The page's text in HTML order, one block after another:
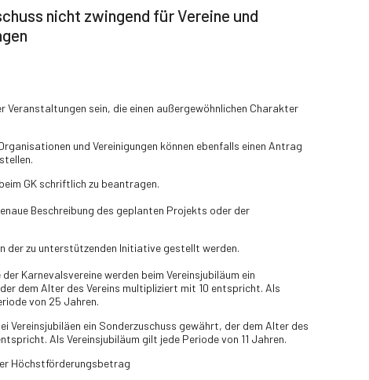
nicht zwingend für Vereine und
Veranstaltungen sein, die einen außergewöhnlichen Charakter
und Vereinigungen können ebenfalls einen Antrag
GK schriftlich zu beantragen.
Beschreibung des geplanten Projekts oder der
der zu unterstützenden Initiative gestellt werden.
Karnevalsvereine werden beim Vereinsjubiläum ein
dem Alter des Vereins multipliziert mit 10 entspricht. Als
von 25 Jahren.
Vereinsjubiläen ein Sonderzuschuss gewährt, der dem Alter des
Als Vereinsjubiläum gilt jede Periode von 11 Jahren.
Höchstförderungsbetrag